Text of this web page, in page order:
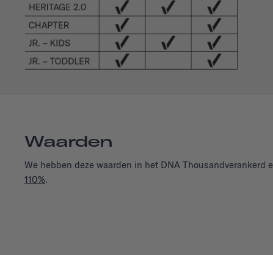
Waarden
We hebben deze waarden in het DNA Thousandverankerd
110%.